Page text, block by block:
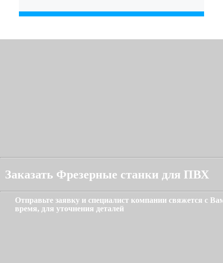
Заказать Фрезерные станки для ПВХ
Отправьте заявку и специалист компании свяжется с
время, для уточнения деталей